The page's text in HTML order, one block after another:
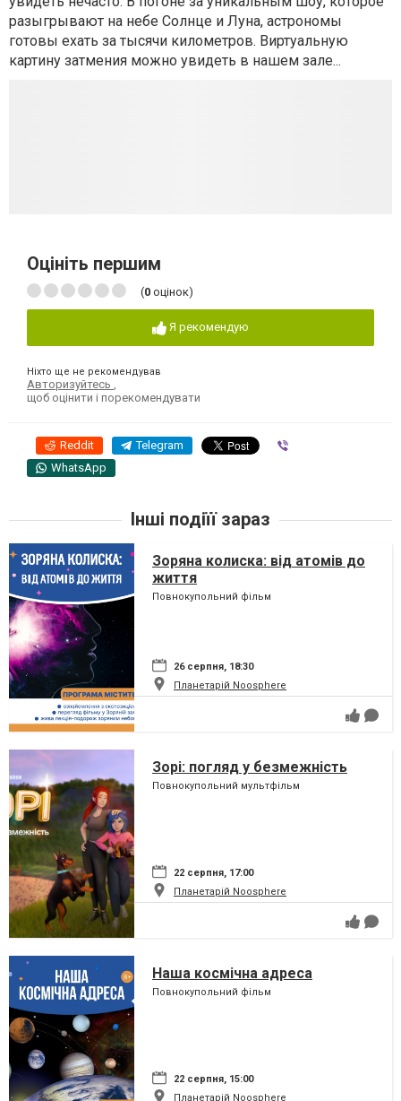
разыгрывают на небе Солнце и Луна, астрономы
готовы ехать за тысячи километров. Виртуальную
картину затмения можно увидеть в нашем зале...
Оцініть першим
(0 оцінок)
Я рекомендую
Ніхто ще не рекомендував
Авторизуйтесь
щоб оцінити і порекомендувати
Reddit Telegram
WhatsApp
Інші подіїї зараз
Зоряна колиска: від атомів до
життя
Повнокупольний фільм
26 серпня, 18:30
Планетарій Noosphere
Зорі: погляд у безмежність
Повнокупольний мультфільм
22 серпня, 17:00
Планетарій Noosphere
Наша космічна адреса
Повнокупольний фільм
22 серпня, 15:00
Планетарій Noosphere